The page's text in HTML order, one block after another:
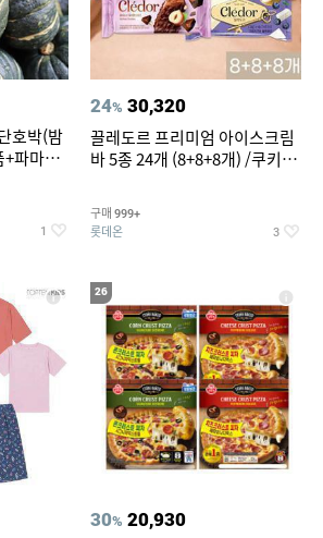
호박(밤
+파마산
1
24% 30,320
끌레도르 프리미엄 아이스크림
바 5종 24개 (8+8+8개) /쿠키앤
구매 999+
롯데온 3
26
30% 20,930